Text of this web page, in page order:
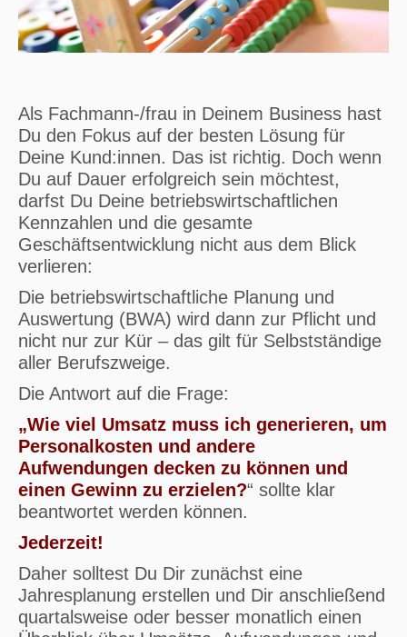
Als Fachmann-/frau in Deinem Business hast
Du den Fokus auf der besten Lösung für
Deine Kund:innen. Das ist richtig. Doch wenn
Du auf Dauer erfolgreich sein möchtest,
darfst Du Deine betriebswirtschaftlichen
Kennzahlen und die gesamte
Geschäftsentwicklung nicht aus dem Blick
verlieren:
Die betriebswirtschaftliche Planung und
Auswertung (BWA) wird dann zur Pflicht und
nicht nur zur Kür – das gilt für Selbstständige
aller Berufszweige.
Die Antwort auf die Frage:
„Wie viel Umsatz muss ich generieren, um
Personalkosten und andere
Aufwendungen decken zu können und
einen Gewinn zu erzielen?“ sollte klar
beantwortet werden können.
Jederzeit!
Daher solltest Du Dir zunächst eine
Jahresplanung erstellen und Dir anschließend
quartalsweise oder besser monatlich einen